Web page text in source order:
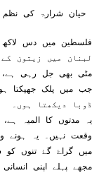
فلسطین میں دس
لبنان میں زیتون
مٹی بھی جل رہی ہے،
جب میں پلک جھپکتا
ڈوبا دیکھتا ہوں۔
یہ مدتوں کا المیہ
وقعت نہیں۔ یہ ہونے
،میں گراۓ گۓ تنوں کو
،مجھے پہلے اپنی